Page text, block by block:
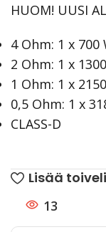
HUOM! UUSI
4 Ohm: 1 x 700
2 Ohm: 1 x
1 Ohm: 1 x
0,5 Ohm: 1 x
CLASS-D
Lisää
13